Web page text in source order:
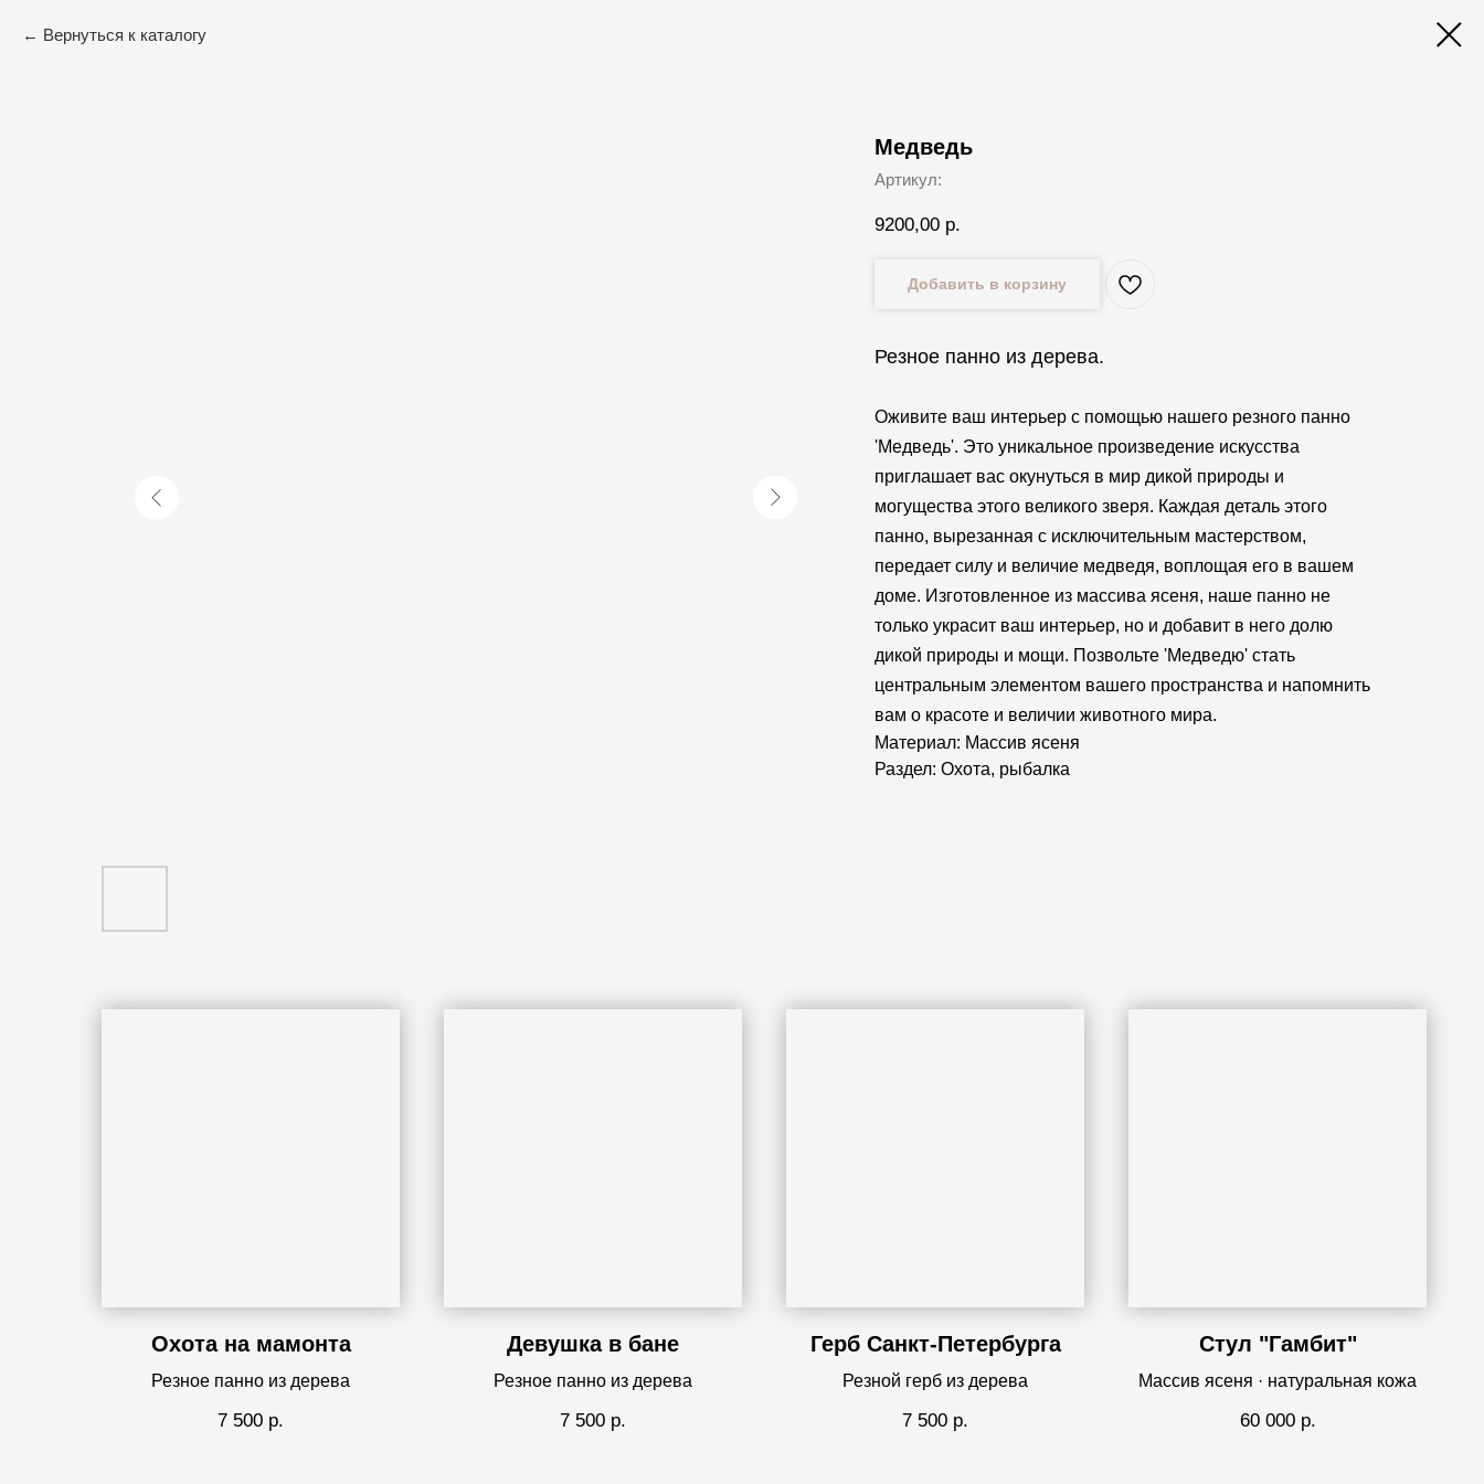
Вернуться к каталогу
Медведь
Артикул:
9200,00 р.
Добавить в корзину
Резное панно из дерева.
Оживите ваш интерьер с помощью нашего резного панно
'Медведь'. Это уникальное произведение искусства
приглашает вас окунуться в мир дикой природы и
могущества этого великого зверя. Каждая деталь этого
панно, вырезанная с исключительным мастерством,
передает силу и величие медведя, воплощая его в вашем
доме. Изготовленное из массива ясеня, наше панно не
только украсит ваш интерьер, но и добавит в него долю
дикой природы и мощи. Позвольте 'Медведю' стать
центральным элементом вашего пространства и напомнить
вам о красоте и величии животного мира.
Материал: Массив ясеня
Раздел: Охота, рыбалка
Охота на мамонта
Резное панно из дерева
7 500 р.
Девушка в бане
Резное панно из дерева
7 500 р.
Герб Санкт-Петербурга
Резной герб из дерева
7 500 р.
Стул "Гамбит"
Массив ясеня · натуральная кожа
60 000 р.